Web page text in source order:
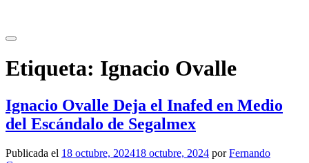
contenido
Etiqueta: Ignacio Ovalle
Ignacio Ovalle Deja el Inafed en Medio
del Escándalo de Segalmex
Publicada el 18 octubre, 202418 octubre, 2024 porFernando